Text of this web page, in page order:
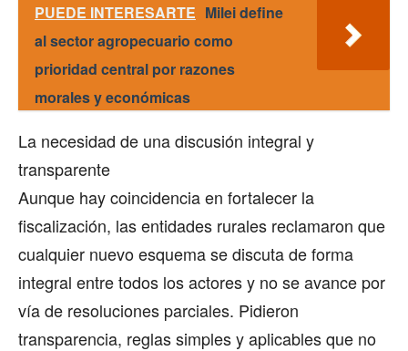
PUEDE INTERESARTE Milei define
al sector agropecuario como
prioridad central por razones
morales y económicas
La necesidad de una discusión integral y
transparente
Aunque hay coincidencia en fortalecer la
fiscalización, las entidades rurales reclamaron que
cualquier nuevo esquema se discuta de forma
integral entre todos los actores y no se avance por
vía de resoluciones parciales. Pidieron
transparencia, reglas simples y aplicables que no